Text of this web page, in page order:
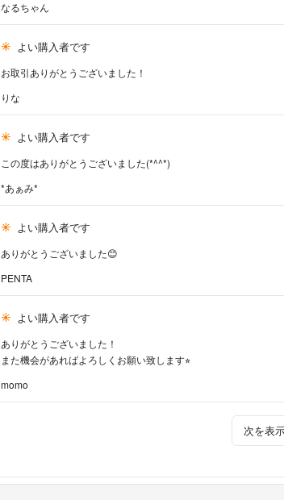
なるちゃん
よい購入者です
お取引ありがとうございました！
りな
よい購入者です
この度はありがとうございました(*^^*)
*あぁみ*
よい購入者です
ありがとうございました😊
PENTA
よい購入者です
ありがとうございました！
また機会があればよろしくお願い致します⭐︎
momo
次を表